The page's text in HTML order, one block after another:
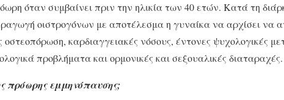
όταν συμβαίνει πριν την ηλικία των 40 ετών. Κατά τη
οιστρογόνων με αποτέλεσμα η γυναίκα να αρχίσει να
καρδιαγγειακές νόσους, έντονες ψυχολογικές
προβλήματα και ορμονικές και σεξουαλικές διαταραχές.
πρόωρης εμμηνόπαυσης;